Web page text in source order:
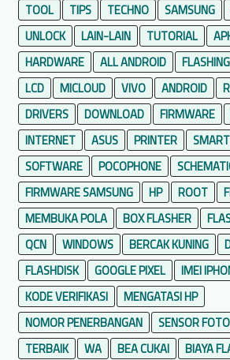
TOOL TIPS TECHNO SAMSUNG
UNLOCK
LAIN-LAIN TUTORIAL
HARDWARE
ALL ANDROID FLASHING
LCD
MICLOUD VIVO ANDROID
DRIVERS
DOWNLOAD FIRMWARE
INTERNET
ASUS PRINTER
SOFTWARE
POCOPHONE
FIRMWARE SAMSUNG
HP ROOT
MEMBUKA POLA
BOX FLASHER
QCN
WINDOWS BERCAK KUNING
FLASHDISK
GOOGLE PIXEL
IMEI
KODE VERIFIKASI
MENGATASI HP
NOMOR PENERBANGAN
SENSOR
TERBAIK
WA BEA CUKAI
BIAYA